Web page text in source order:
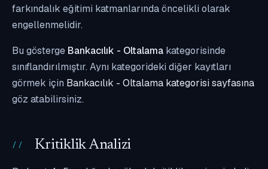
farkındalık eğitimi katmanlarında öncelikli olarak
engellenmelidir.
Bu gösterge Bankacılık - Oltalama kategorisinde
sınıflandırılmıştır. Aynı kategorideki diğer kayıtları
görmek için Bankacılık - Oltalama kategorisi sayfasına
göz atabilirsiniz.
Kritiklik Analizi